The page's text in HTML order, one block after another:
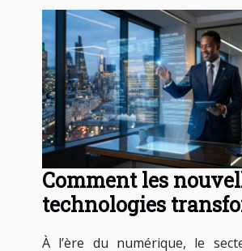
Comment les
technologies
elles les services
À l’ère du numérique, le